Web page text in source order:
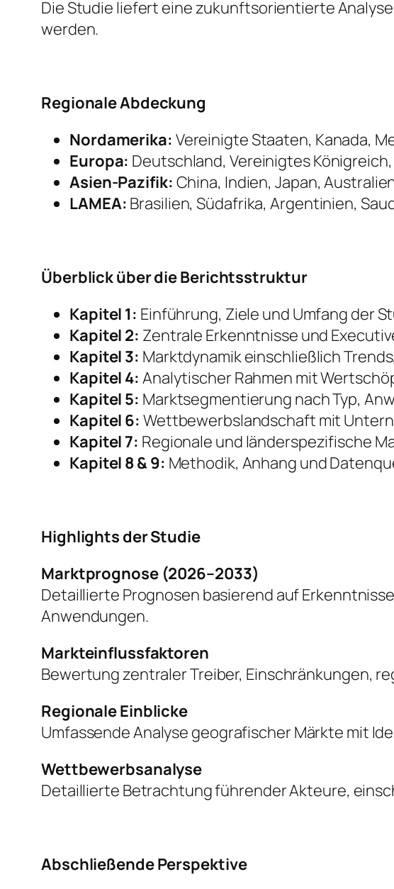
Die Studie liefert eine zukunftsorientierte
werden.
Regionale Abdeckung
Nordamerika: Vereinigte Staaten, Kanada,
Europa: Deutschland, Vereinigtes
Asien-Pazifik: China, Indien, Japan,
LAMEA: Brasilien, Südafrika, Argentinien,
Überblick über die Berichtsstruktur
Kapitel 1: Einführung, Ziele und Umfang der
Kapitel 2: Zentrale Erkenntnisse und
Kapitel 3: Marktdynamik einschließlich
Kapitel 4: Analytischer Rahmen mit
Kapitel 5: Marktsegmentierung nach Typ,
Kapitel 6: Wettbewerbslandschaft mit
Kapitel 7: Regionale und länderspezifische
Kapitel 8 & 9: Methodik, Anhang und
Highlights der Studie
Marktprognose (2026–2033)
Detaillierte Prognosen basierend auf
Anwendungen.
Markteinflussfaktoren
Bewertung zentraler Treiber, Einschränkungen,
Regionale Einblicke
Umfassende Analyse geografischer Märkte mit
Wettbewerbsanalyse
Detaillierte Betrachtung führender Akteure,
Abschließende Perspektive